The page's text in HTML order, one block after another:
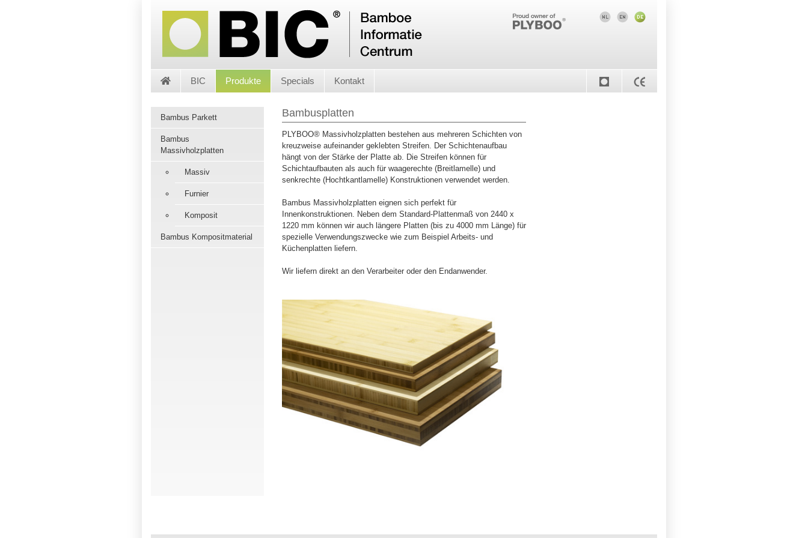
BIC Produkte Specials Kontakt
Bambus Parkett
Bambus
Massivholzplatten
Massiv
Furnier
Komposit
Bambus Kompositmaterial
Bambusplatten
PLYBOO® Massivholzplatten bestehen aus mehreren Schichten von
kreuzweise aufeinander geklebten Streifen. Der Schichtenaufbau
hängt von der Stärke der Platte ab. Die Streifen können für
Schichtaufbauten als auch für waagerechte (Breitlamelle) und
senkrechte (Hochtkantlamelle) Konstruktionen verwendet werden.
Bambus Massivholzplatten eignen sich perfekt für
Innenkonstruktionen. Neben dem Standard-Plattenmaß von 2440 x
1220 mm können wir auch längere Platten (bis zu 4000 mm Länge) für
spezielle Verwendungszwecke wie zum Beispiel Arbeits- und
Küchenplatten liefern.
Wir liefern direkt an den Verarbeiter oder den Endanwender.